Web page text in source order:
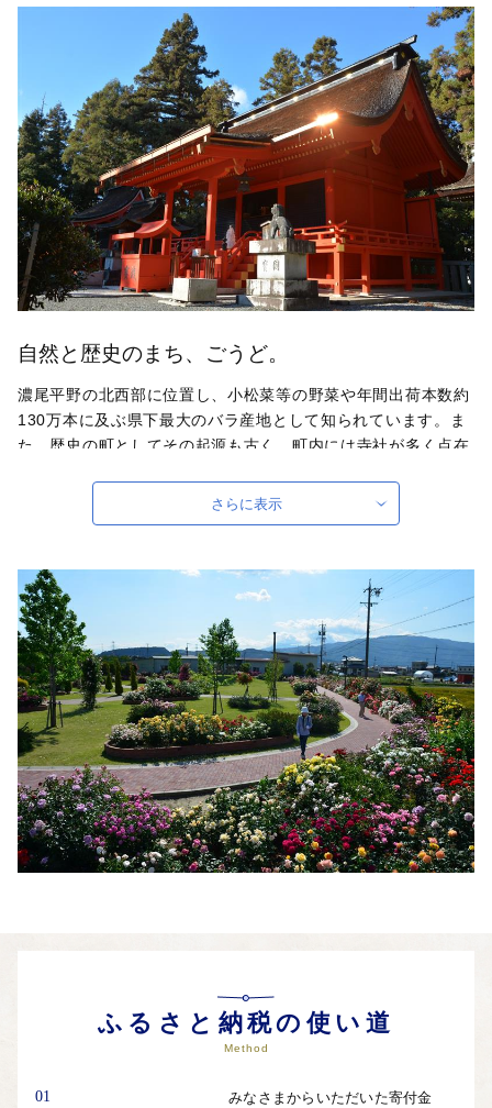
自然と歴史のまち、ごうど。
濃尾平野の北西部に位置し、小松菜等の野菜や年間出荷本数約
130万本に及ぶ県下最大のバラ産地として知られています。ま
た、歴史の町としてその起源も古く、町内には寺社が多く点在
さらに表示
ふるさと納税の使い道
Method
01
みなさまからいただいた寄付金